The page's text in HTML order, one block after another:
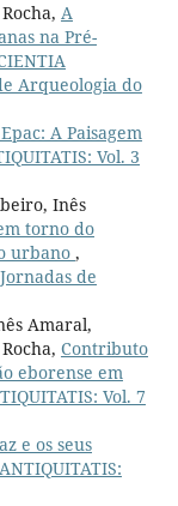
A
na Pré-
Arqueologia do
A Paisagem
Vol. 3
Inês
torno do
urbano ,
de
Amaral,
Contributo
eborense em
Vol. 7
e os seus